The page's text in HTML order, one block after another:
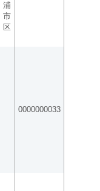
浦
市
区
0000000033